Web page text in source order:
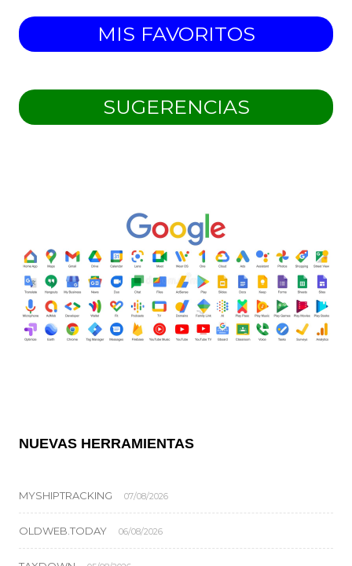
MIS FAVORITOS
SUGERENCIAS
NUEVAS HERRAMIENTAS
MYSHIPTRACKING 07/08/2026
OLDWEB.TODAY 06/08/2026